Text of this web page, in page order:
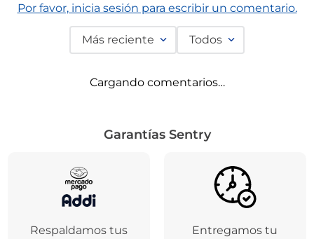
Por favor, inicia sesión para escribir un comentario.
Más reciente Todos
Cargando comentarios…
Garantías Sentry
Respaldamos tus
Entregamos tu